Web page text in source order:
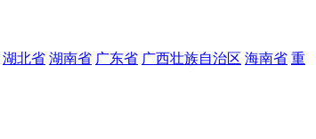
湖北省 湖南省 广东省 广西壮族自治区 海南省 重